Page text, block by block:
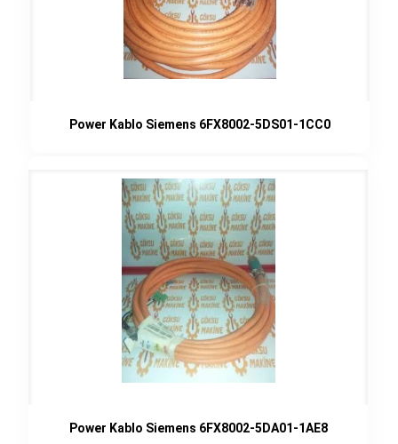
Power Kablo Siemens 6FX8002-5DS01-1CC0
Power Kablo Siemens 6FX8002-5DA01-1AE8